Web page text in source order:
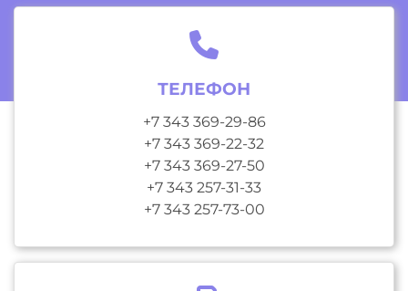
ТЕЛЕФОН
+7 343 369-29-86
+7 343 369-22-32
+7 343 369-27-50
+7 343 257-31-33
+7 343 257-73-00